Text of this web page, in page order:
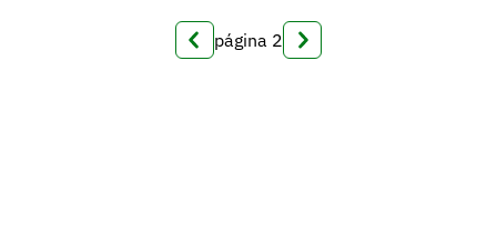
página 2